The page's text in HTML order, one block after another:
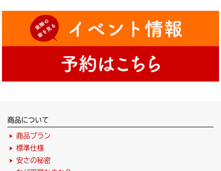
商品について
商品プラン
標準仕様
安さの秘密